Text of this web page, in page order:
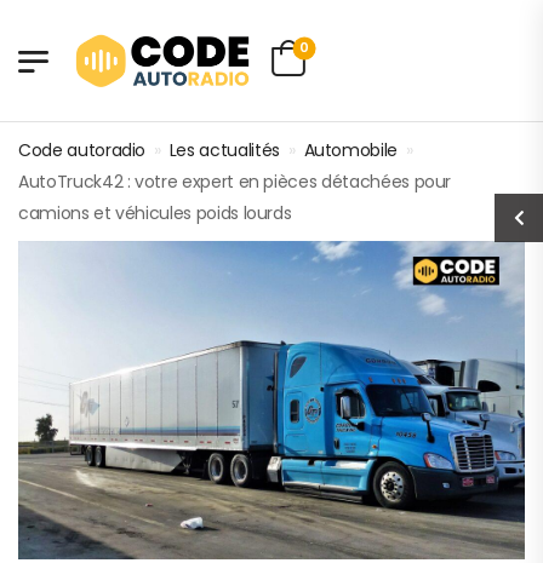
0
Code autoradio » Les actualités » Automobile »
AutoTruck42 : votre expert en pièces détachées pour
camions et véhicules poids lourds